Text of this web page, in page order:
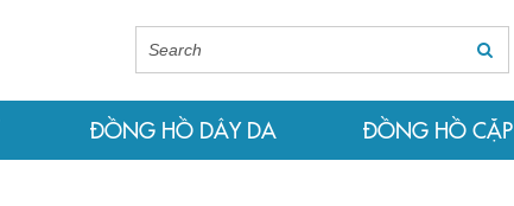
ĐỒNG HỒ DÂY DA ĐỒNG HỒ CẶP